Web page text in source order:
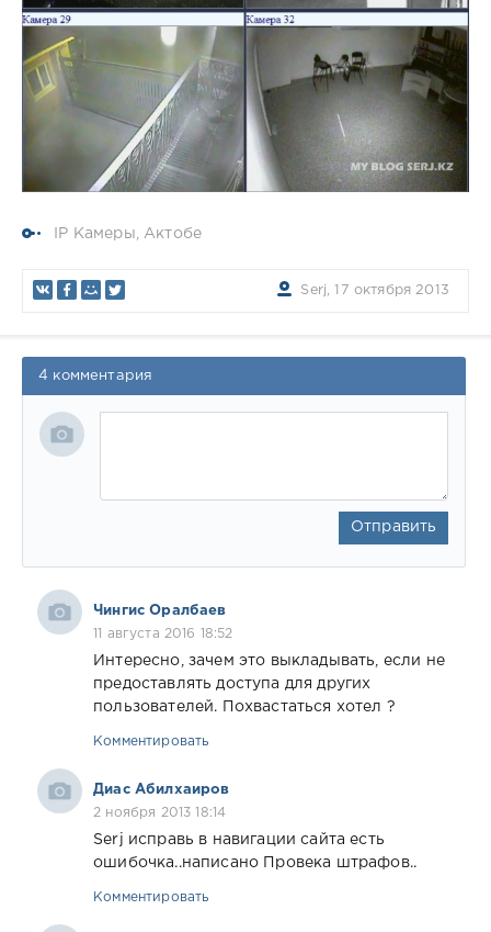
IP Камеры Актобе
Serj, 17 октября 2013
4 комментария
Отправить
Чингис Оралбаев
11 августа 2016 18:52
Интересно, зачем это выкладывать, если не
предоставлять доступа для других
пользователей. Похвастаться хотел ?
Комментировать
Диас Абилхаиров
2 ноября 2013 18:14
Serj исправь в навигации сайта есть
ошибочка..написано Провека штрафов..
Комментировать